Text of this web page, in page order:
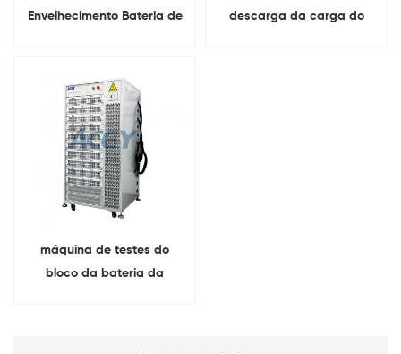
Envelhecimento Bateria de
Envelhecimento
descarga da carga do
máquina de testes do
bloco da bateria da